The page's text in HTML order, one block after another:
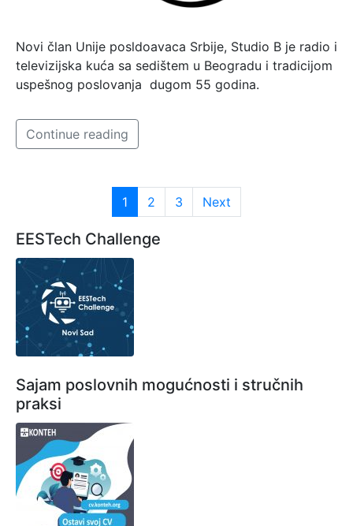
Novi član Unije posldoavaca Srbije, Studio B je radio i
televizijska kuća sa sedištem u Beogradu i tradicijom
uspešnog poslovanja dugom 55 godina.
Continue reading
1 2 3 Next
EESTech Challenge
Sajam poslovnih mogućnosti i stručnih
praksi